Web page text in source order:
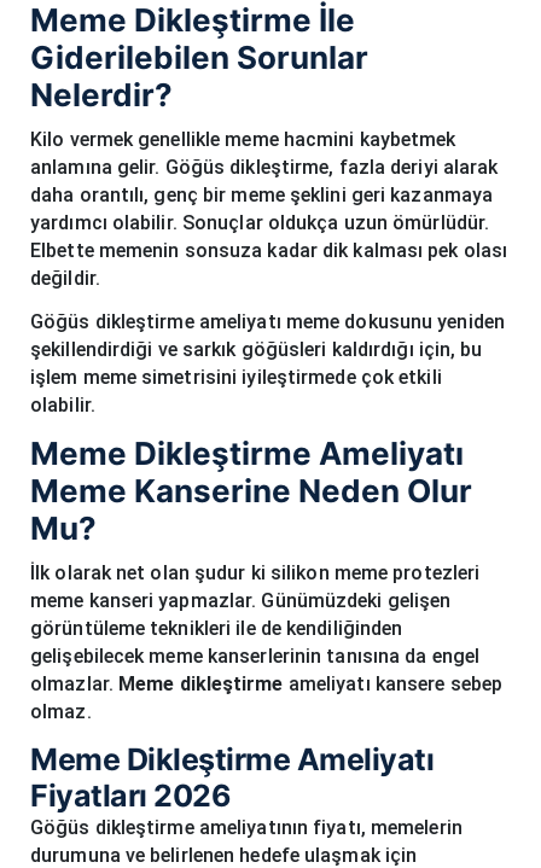
Meme Dikleştirme İle
Giderilebilen Sorunlar
Nelerdir?
Kilo vermek genellikle meme hacmini kaybetmek
anlamına gelir. Göğüs dikleştirme, fazla deriyi alarak
daha orantılı, genç bir meme şeklini geri kazanmaya
yardımcı olabilir. Sonuçlar oldukça uzun ömürlüdür.
Elbette memenin sonsuza kadar dik kalması pek olası
değildir.
Göğüs dikleştirme ameliyatı meme dokusunu yeniden
şekillendirdiği ve sarkık göğüsleri kaldırdığı için, bu
işlem meme simetrisini iyileştirmede çok etkili
olabilir.
Meme Dikleştirme Ameliyatı
Meme Kanserine Neden Olur
Mu?
İlk olarak net olan şudur ki silikon meme protezleri
meme kanseri yapmazlar. Günümüzdeki gelişen
görüntüleme teknikleri ile de kendiliğinden
gelişebilecek meme kanserlerinin tanısına da engel
olmazlar. Meme dikleştirme ameliyatı kansere sebep
olmaz.
Meme Dikleştirme Ameliyatı
Fiyatları 2026
Göğüs dikleştirme ameliyatının fiyatı, memelerin
durumuna ve belirlenen hedefe ulaşmak için